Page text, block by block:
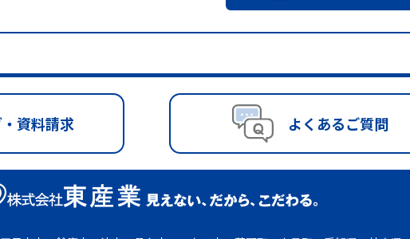
資料請求 よくあるご質問